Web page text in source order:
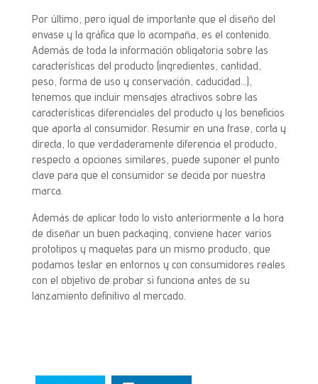
Por último, pero igual de importante que el diseño del
envase y la gráfica que lo acompaña, es el contenido.
Además de toda la información obligatoria sobre las
características del producto (ingredientes, cantidad,
peso, forma de uso y conservación, caducidad…),
tenemos que incluir mensajes atractivos sobre las
características diferenciales del producto y los beneficios
que aporta al consumidor. Resumir en una frase, corta y
directa, lo que verdaderamente diferencia el producto,
respecto a opciones similares, puede suponer el punto
clave para que el consumidor se decida por nuestra
marca.
Además de aplicar todo lo visto anteriormente a la hora
de diseñar un buen packaging, conviene hacer varios
prototipos y maquetas para un mismo producto, que
podamos testar en entornos y con consumidores reales
con el objetivo de probar si funciona antes de su
lanzamiento definitivo al mercado.